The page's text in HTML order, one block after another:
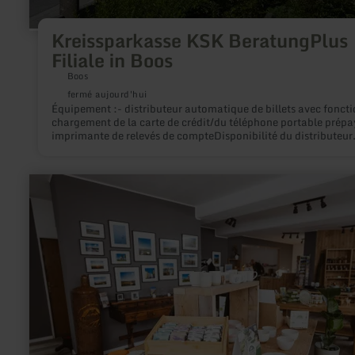
Kreissparkasse KSK BeratungPlus
Filiale in Boos
Boos
fermé aujourd'hui
Équipement :- distributeur automatique de billets avec
chargement de la carte de crédit/du téléphone portable
imprimante de relevés de compteDisponibilité du distributeur
https://www.kskmayen.de/de/home/service/filiale-
n=true&stref=service_links#details/9789
plus
sur
Schmelzpunkt